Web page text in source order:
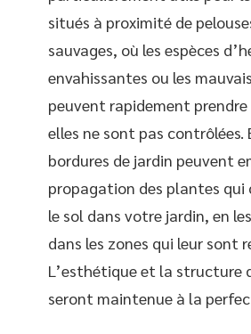
situés à proximité de
sauvages, où les espèces
envahissantes ou les
peuvent rapidement prendre
elles ne sont pas contrôlées.
bordures de jardin peuvent
propagation des plantes
le sol dans votre jardin, en
dans les zones qui leur sont
L’esthétique et la structure
seront maintenue à la